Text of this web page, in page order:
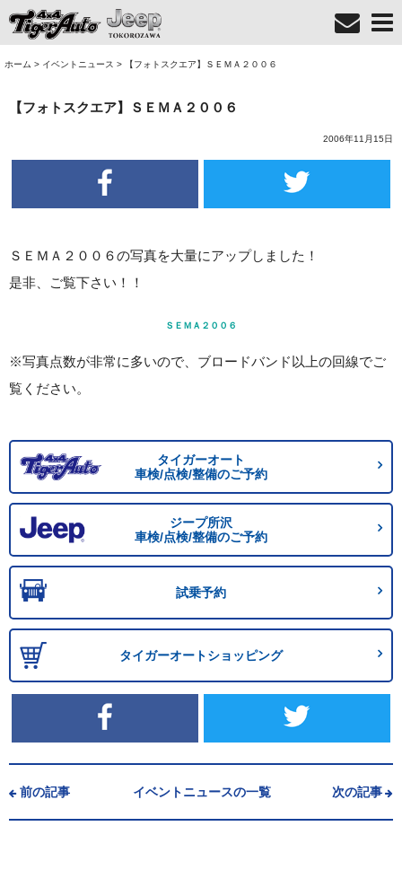
ホーム > イベントニュース > 【フォトスクエア】ＳＥＭＡ２００６
【フォトスクエア】ＳＥＭＡ２００６
2006年11月15日
ＳＥＭＡ２００６の写真を大量にアップしました！
是非、ご覧下さい！！
ＳＥＭＡ２００６
※写真点数が非常に多いので、ブロードバンド以上の回線でご
覧ください。
タイガーオート
車検/点検/整備のご予約
ジープ所沢
車検/点検/整備のご予約
試乗予約
タイガーオートショッピング
前の記事 イベントニュースの一覧 次の記事